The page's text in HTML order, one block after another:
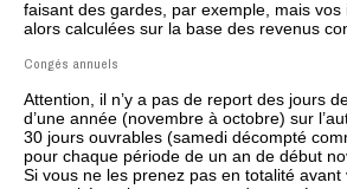
faisant des gardes, par exemple, mais
alors calculées sur la base des revenus
Congés annuels
Attention, il n’y a pas de report des jours
d’une année (novembre à octobre) sur
30 jours ouvrables (samedi décompté
pour chaque période de un an de début
Si vous ne les prenez pas en totalité avant